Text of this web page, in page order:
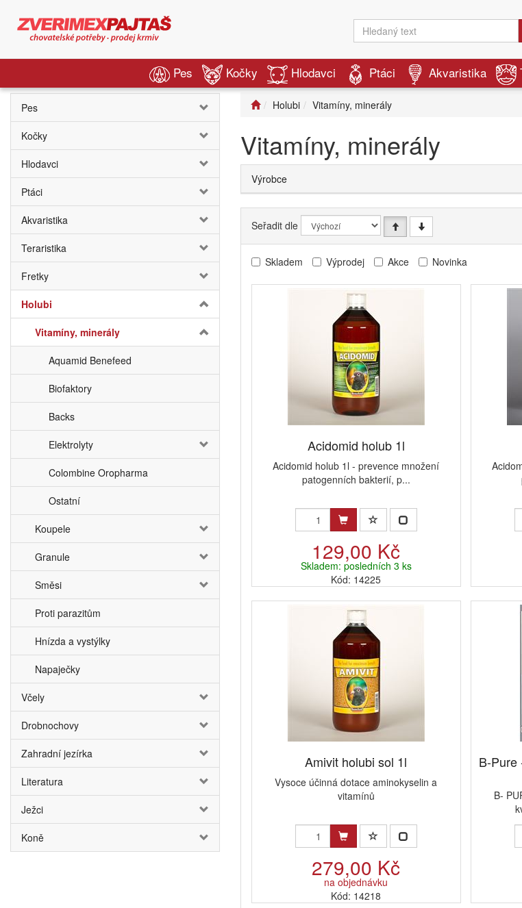
Pes Kočky Hlodavci Ptáci Akvaristika
Pes
Kočky
Hlodavci
Ptáci
Akvaristika
Teraristika
Fretky
Holubi
Vitamíny, minerály
Aquamid Benefeed
Biofaktory
Backs
Elektrolyty
Colombine Oropharma
Ostatní
Koupele
Granule
Směsi
Proti parazitům
Hnízda a vystýlky
Napaječky
Včely
Drobnochovy
Zahradní jezírka
Literatura
Ježci
Koně
Holubi Vitamíny, minerály
Vitamíny, minerály
Výrobce
Seřadit dle
Skladem Výprodej Akce Novinka
Acidomid holub 1l
Acidomid holub 1l - prevence množení
patogenních bakterií, p...
129,00 Kč
Skladem: posledních 3 ks
Kód: 14225
Amivit holubi sol 1l
Vysoce účinná dotace aminokyselin a
vitamínů
279,00 Kč
na objednávku
Kód: 14218
B-Pure
B-